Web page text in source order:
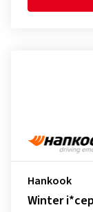
Hankook
Winter